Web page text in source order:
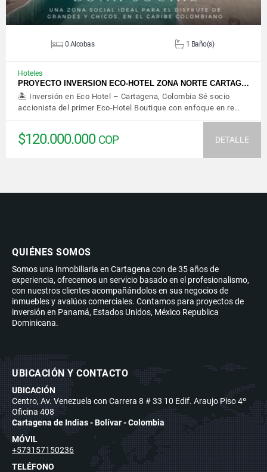
0 Alcobas 1 Baño(s)
Hoteles
PROYECTO INVERSION ECO-HOTEL ZONA NORTE CARTAG…
🏝️ Inversión en Eco Hotel – Cartagena, Colombia Sé socio
accionista del primer Eco-Hotel Boutique con enfoque en re…
$120.000.000 COP DETALLE
QUIÉNES SOMOS
Somos una inmobiliaria en Cartagena con de 35 años de
experiencia, ofrecemos un servicio basado en el profesionalismo,
con nuestros clientes acompañándolos en sus negocios de
inmuebles y avalúos comerciales. Contamos para proyectos de
inversión en Panamá, Estados Unidos, México Republica
Dominicana.
UBICACIÓN Y CONTACTO
UBICACIÓN
Centro, Av. Venezuela con Carrera 8 # 33 10 Edif. Araujo Piso 4º
Oficina 408
Cartagena de Indias - Bolívar - Colombia
MÓVIL
+573157150236
TELÉFONO